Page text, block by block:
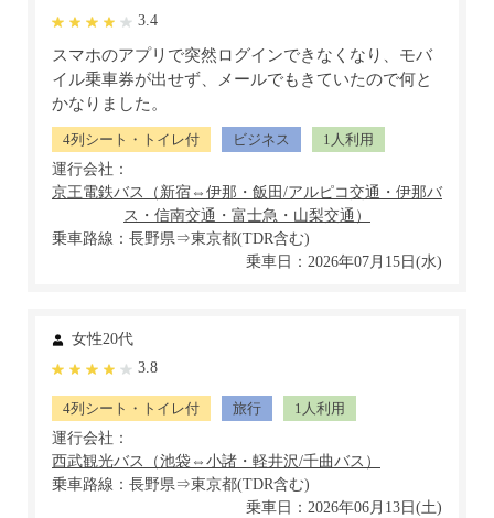
3.4
スマホのアプリで突然ログインできなくなり、モバ
イル乗車券が出せず、メールでもきていたので何と
かなりました。
4列シート・トイレ付 ビジネス
1人利用
運行会社：
乗車路線：長野県⇒東京都(TDR含む)
乗車日：2026年07月15日(水)
女性20代
3.8
4列シート・トイレ付 旅行
1人利用
運行会社：
乗車路線：長野県⇒東京都(TDR含む)
乗車日：2026年06月13日(土)